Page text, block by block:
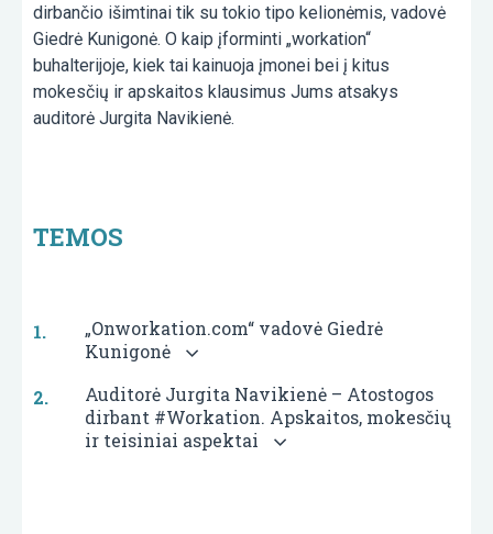
dirbančio išimtinai tik su tokio tipo kelionėmis, vadovė
Giedrė Kunigonė. O kaip įforminti „workation“
buhalterijoje, kiek tai kainuoja įmonei bei į kitus
mokesčių ir apskaitos klausimus Jums atsakys
auditorė Jurgita Navikienė.
TEMOS
„Onworkation.com“ vadovė Giedrė
Kunigonė
Auditorė Jurgita Navikienė – Atostogos
dirbant #Workation. Apskaitos, mokesčių
ir teisiniai aspektai